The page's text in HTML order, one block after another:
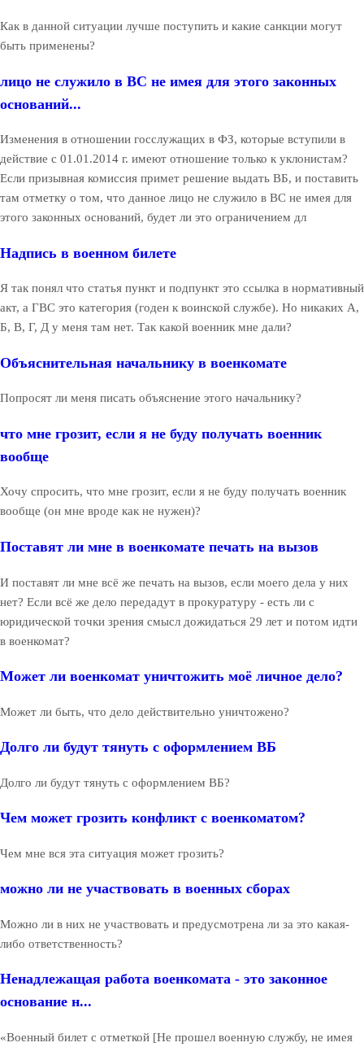
Как в данной ситуации лучше поступить и какие санкции могут
быть применены?
лицо не служило в ВС не имея для этого законных
оснований...
Изменения в отношении госслужащих в ФЗ, которые вступили в
действие с 01.01.2014 г. имеют отношение только к уклонистам?
Если призывная комиссия примет решение выдать ВБ, и поставить
там отметку о том, что данное лицо не служило в ВС не имея для
этого законных оснований, будет ли это ограничением дл
Надпись в военном билете
Я так понял что статья пункт и подпункт это ссылка в нормативный
акт, а ГВС это категория (годен к воинской службе). Но никаких А,
Б, В, Г, Д у меня там нет. Так какой военник мне дали?
Объяснительная начальнику в военкомате
Попросят ли меня писать объяснение этого начальнику?
что мне грозит, если я не буду получать военник
вообще
Хочу спросить, что мне грозит, если я не буду получать военник
вообще (он мне вроде как не нужен)?
Поставят ли мне в военкомате печать на вызов
И поставят ли мне всё же печать на вызов, если моего дела у них
нет? Если всё же дело передадут в прокуратуру - есть ли с
юридической точки зрения смысл дожидаться 29 лет и потом идти
в военкомат?
Может ли военкомат уничтожить моё личное дело?
Может ли быть, что дело действительно уничтожено?
Долго ли будут тянуть с оформлением ВБ
Долго ли будут тянуть с оформлением ВБ?
Чем может грозить конфликт с военкоматом?
Чем мне вся эта ситуация может грозить?
можно ли не участвовать в военных сборах
Можно ли в них не участвовать и предусмотрена ли за это какая-
либо ответственность?
Ненадлежащая работа военкомата - это законное
основание н...
«Военный билет с отметкой [Не прошел военную службу, не имея